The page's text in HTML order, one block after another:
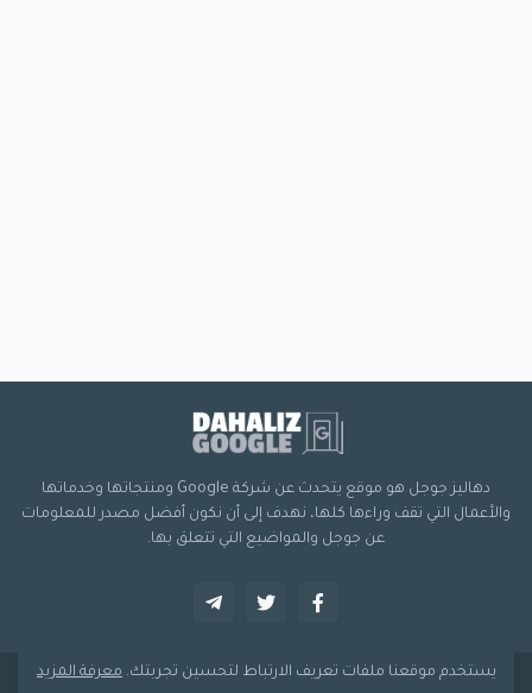
دهاليز جوجل هو موقع يتحدث عن شركة Google ومنتجاتها وخدماتها
والأعمال التي تقف وراءها كلها، نهدف إلى أن نكون أفضل مصدر للمعلومات
عن جوجل والمواضيع التي تتعلق بها.
يستخدم موقعنا ملفات تعريف الارتباط لتحسين تجربتك. معرفة المزيد